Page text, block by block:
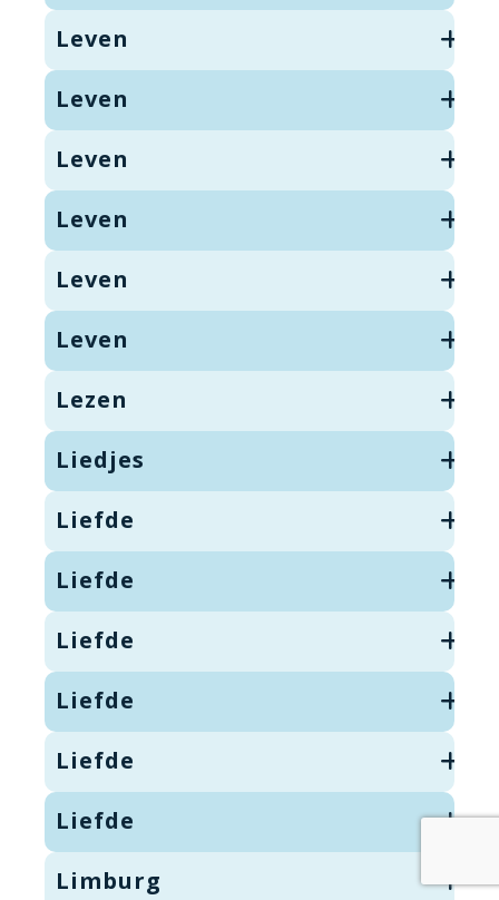
Leven
Leven
Leven
Leven
Leven
Leven
Lezen
Liedjes
Liefde
Liefde
Liefde
Liefde
Liefde
Liefde
Limburg